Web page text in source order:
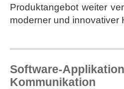
Produktangebot weiter
moderner und
Software-
Kommunikation